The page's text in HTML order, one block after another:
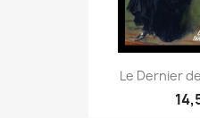
Le Dernier